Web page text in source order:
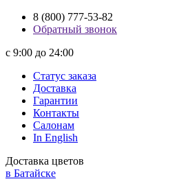
8 (800) 777-53-82
Обратный звонок
с 9:00 до 24:00
Статус заказа
Доставка
Гарантии
Контакты
Салонам
In English
Доставка цветов
в Батайске